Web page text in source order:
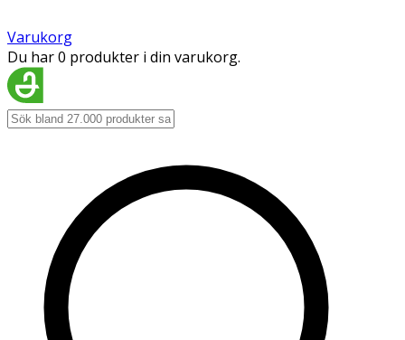
Varukorg
Du har 0 produkter i din varukorg.